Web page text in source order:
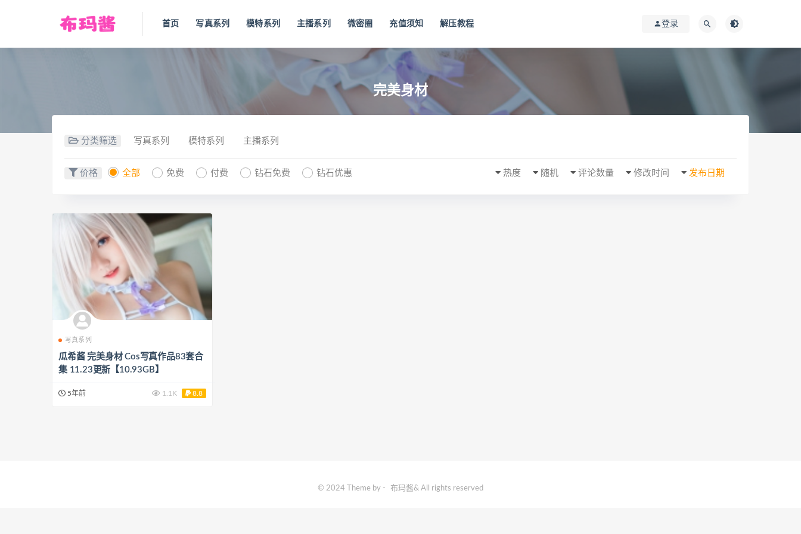
首页 写真系列 模特系列 主播系列 微密圈 充值须知 解压教程 登录
完美身材
分类筛选 写真系列 模特系列 主播系列
价格 全部 免费 付费 钻石免费 钻石优惠 发布日期
修改时间
评论数量
随机
热度
写真系列
瓜希酱 完美身材 Cos写真作品83套合
集 11.23更新【10.93GB】
5年前 1.1K 8.8
© 2024 Theme by - 布玛酱& All rights reserved